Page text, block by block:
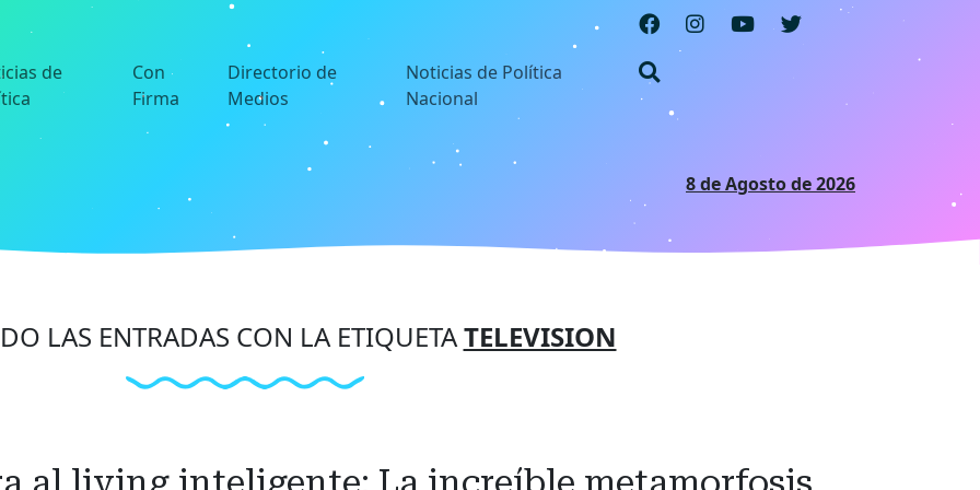
de
Con
Firma
Directorio de
Medios
Noticias de Política
Nacional
8 de Agosto de 2026
LAS ENTRADAS CON LA ETIQUETATELEVISION